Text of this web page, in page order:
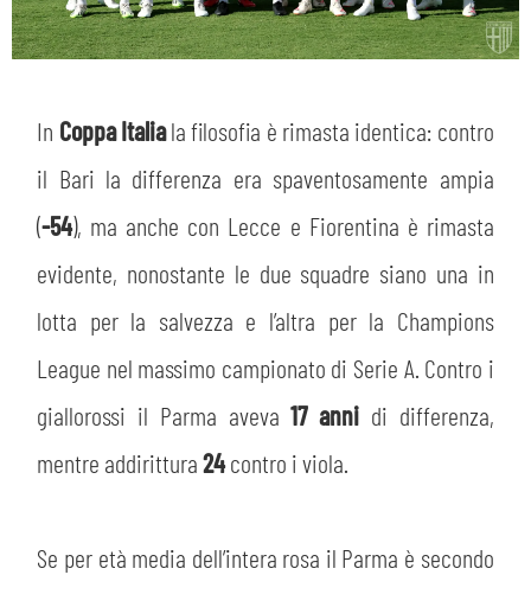
In Coppa Italiala filosofia è rimasta identica: contro
il Bari la differenza era spaventosamente ampia
(-54), ma anche con Lecce e Fiorentina è rimasta
evidente, nonostante le due squadre siano una in
lotta per la salvezza e l’altra per la Champions
League nel massimo campionato di Serie A. Contro i
giallorossi il Parma aveva17 anni di differenza,
mentre addirittura24contro i viola.
Se per età media dell’intera rosa il Parma è secondo